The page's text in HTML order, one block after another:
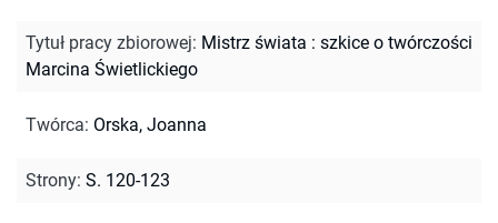
Tytuł pracy zbiorowej: Mistrz świata : szkice o twórczości
Marcina Świetlickiego
Twórca: Orska, Joanna
Strony: S. 120-123